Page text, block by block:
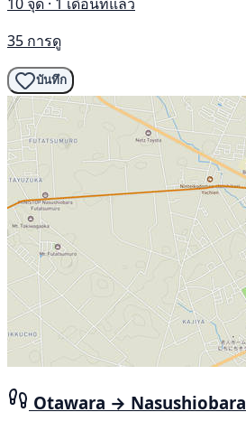
35 การดู
บันทึก
Otawara → Nasushiobara